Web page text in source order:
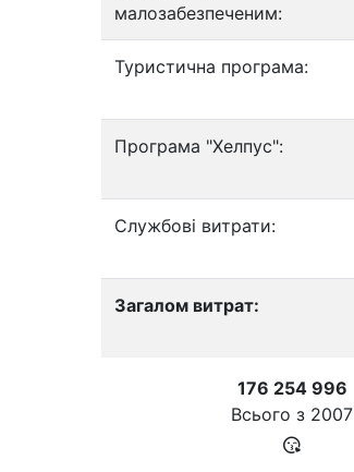
малозабезпеченим:
Туристична програма:
Програма "Хелпус":
Службові витрати:
Загалом витрат:
176 254 996
Всього з 2007